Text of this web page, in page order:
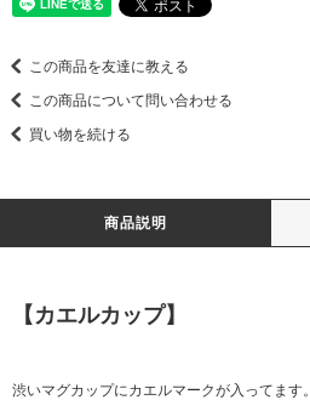
この商品を友達に教える
この商品について問い合わせる
買い物を続ける
商品説明
【カエルカップ】
渋いマグカップにカエルマークが入ってます。